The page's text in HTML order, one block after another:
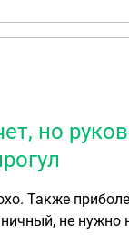
но
Также
не нужно